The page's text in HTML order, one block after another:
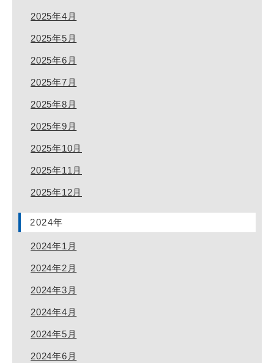
2025年4月
2025年5月
2025年6月
2025年7月
2025年8月
2025年9月
2025年10月
2025年11月
2025年12月
2024年
2024年1月
2024年2月
2024年3月
2024年4月
2024年5月
2024年6月